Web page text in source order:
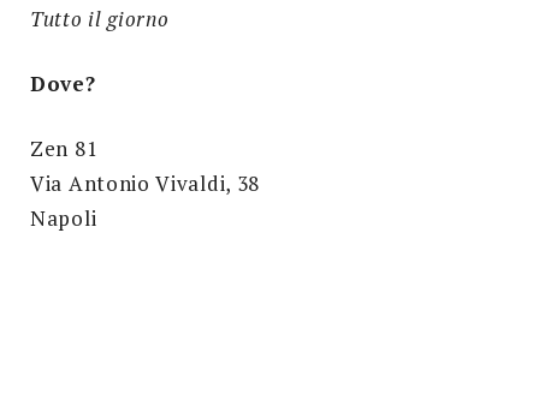
Tutto il giorno
Dove?
Zen 81
Via Antonio Vivaldi, 38
Napoli